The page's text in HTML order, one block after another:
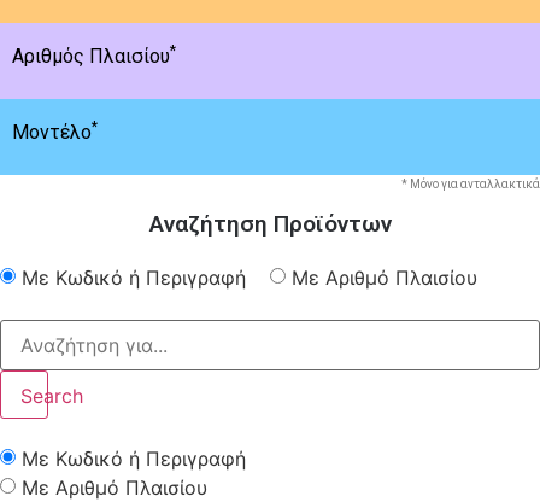
Αριθμός Πλαισίου*
Μοντέλο*
* Μόνο για ανταλλακτικά
Αναζήτηση Προϊόντων
Με Κωδικό ή Περιγραφή Με Αριθμό Πλαισίου
Search
Με Κωδικό ή Περιγραφή
Με Αριθμό Πλαισίου